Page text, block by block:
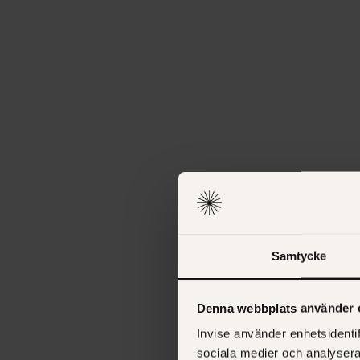
Samtycke
Denna webbplats använder
Invise använder
sociala medier och